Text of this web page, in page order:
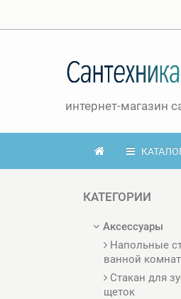
интернет-магазин
КАТЕГОРИИ
Аксессуары
Напольные
ванной
Стакан для
щеток